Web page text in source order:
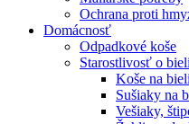
Ochrana proti
Domácnosť
Odpadkové koše
Starostlivosť o
Koše na
Sušiaky na
Vešiaky,